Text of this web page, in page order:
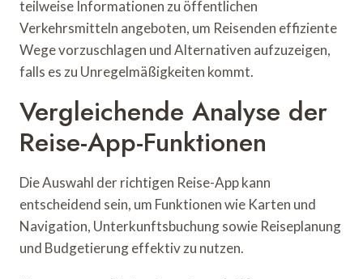
teilweise Informationen zu öffentlichen
Verkehrsmitteln angeboten, um Reisenden effiziente
Wege vorzuschlagen und Alternativen aufzuzeigen,
falls es zu Unregelmäßigkeiten kommt.
Vergleichende Analyse der
Reise-App-Funktionen
Die Auswahl der richtigen Reise-App kann
entscheidend sein, um Funktionen wie Karten und
Navigation, Unterkunftsbuchung sowie Reiseplanung
und Budgetierung effektiv zu nutzen.